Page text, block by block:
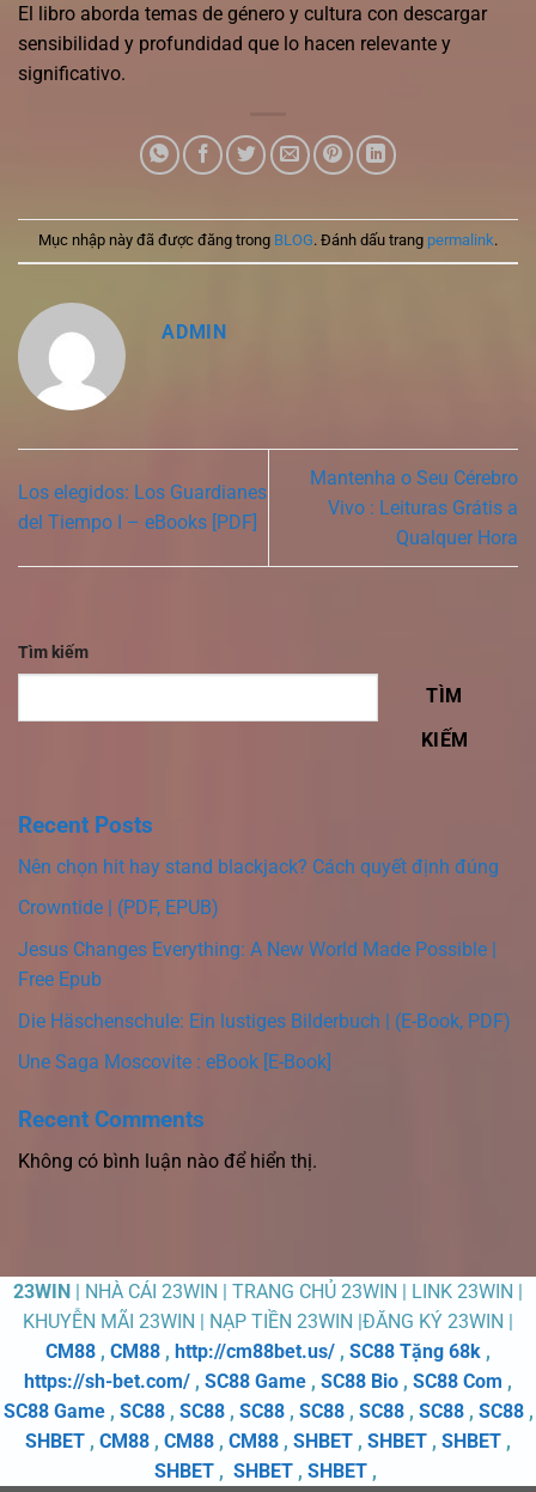
El libro aborda temas de género y cultura con descargar
sensibilidad y profundidad que lo hacen relevante y
significativo.
Mục nhập này đã được đăng trong BLOG. Đánh dấu trang permalink.
ADMIN
Los elegidos: Los Guardianes
del Tiempo I – eBooks [PDF]
Mantenha o Seu Cérebro
Vivo : Leituras Grátis a
Qualquer Hora
Tìm kiếm
TÌM
KIẾM
Recent Posts
Nên chọn hit hay stand blackjack? Cách quyết định đúng
Crowntide | (PDF, EPUB)
Jesus Changes Everything: A New World Made Possible |
Free Epub
Die Häschenschule: Ein lustiges Bilderbuch | (E-Book, PDF)
Une Saga Moscovite : eBook [E-Book]
Recent Comments
Không có bình luận nào để hiển thị.
23WIN | NHÀ CÁI 23WIN | TRANG CHỦ 23WIN | LINK 23WIN |
KHUYỄN MÃI 23WIN | NẠP TIỀN 23WIN |ĐĂNG KÝ 23WIN |
CM88 , CM88 , http://cm88bet.us/ , SC88 Tặng 68k ,
https://sh-bet.com/ , SC88 Game , SC88 Bio , SC88 Com ,
SC88 Game, SC88, SC88, SC88, SC88, SC88, SC88, SC88,
SHBET , CM88 , CM88 , CM88 , SHBET , SHBET , SHBET ,
SHBET , SHBET , SHBET ,